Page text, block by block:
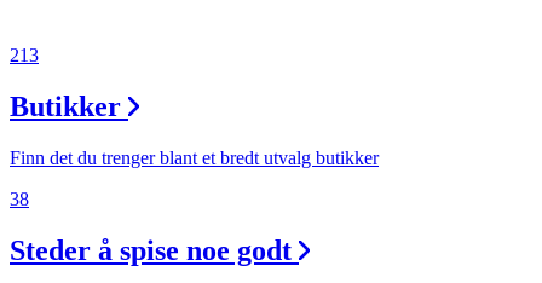
Praktisk informasjon
Ledige stillinger
Min Shopping-app
213
Butikker
Finn det du trenger blant et bredt utvalg butikker
38
Steder å spise noe godt